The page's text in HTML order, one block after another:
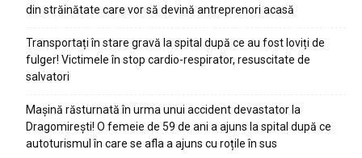
din străinătate care vor să devină antreprenori acasă
Transportați în stare gravă la spital după ce au fost loviți de
fulger! Victimele în stop cardio-respirator, resuscitate de
salvatori
Mașină răsturnată în urma unui accident devastator la
Dragomirești! O femeie de 59 de ani a ajuns la spital după ce
autoturismul în care se afla a ajuns cu roțile în sus